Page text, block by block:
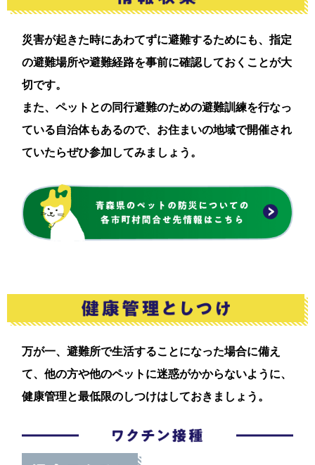
災害が起きた時にあわてずに避難するためにも、指定
の避難場所や避難経路を事前に確認しておくことが大
切です。
また、ペットとの同行避難のための避難訓練を行なっ
ている自治体もあるので、お住まいの地域で開催され
ていたらぜひ参加してみましょう。
万が一、避難所で生活することになった場合に備え
て、他の方や他のペットに迷惑がかからないように、
健康管理と最低限のしつけはしておきましょう。